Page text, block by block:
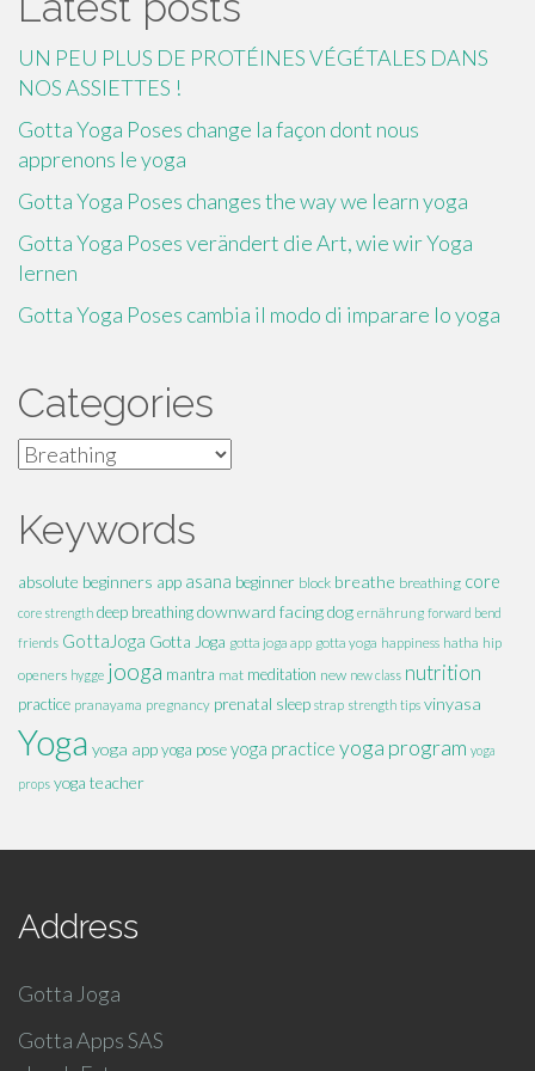
UN PEU PLUS DE PROTÉINES VÉGÉTALES DANS
NOS ASSIETTES !
Gotta Yoga Poses change la façon dont nous
apprenons le yoga
Gotta Yoga Poses changes the way we learn yoga
Gotta Yoga Poses verändert die Art, wie wir Yoga
lernen
Gotta Yoga Poses cambia il modo di imparare lo yoga
Categories
Categories
Keywords
absolute beginners app asana beginner block breathe breathing core
core strength deep breathingdownward facing dog ernährung forward bend
friends GottaJoga Gotta Joga gotta joga app gotta yoga happiness hatha hip
openers hygge jooga mantra mat meditation new new class nutrition
practice pranayama pregnancy prenatal sleep strap strength tips vinyasa
Yoga yoga appyoga poseyoga practice yoga program yoga
props yoga teacher
Address
Gotta Joga
Gotta Apps SAS